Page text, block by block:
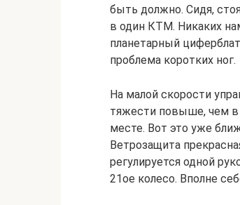
быть должно. Сидя,
в один КТМ. Никаких
планетарный
проблема коротких ног.
На малой скорости
тяжести повыше, чем в
месте. Вот это уже
Ветрозащита
регулируется одной
21ое колесо. Вполне